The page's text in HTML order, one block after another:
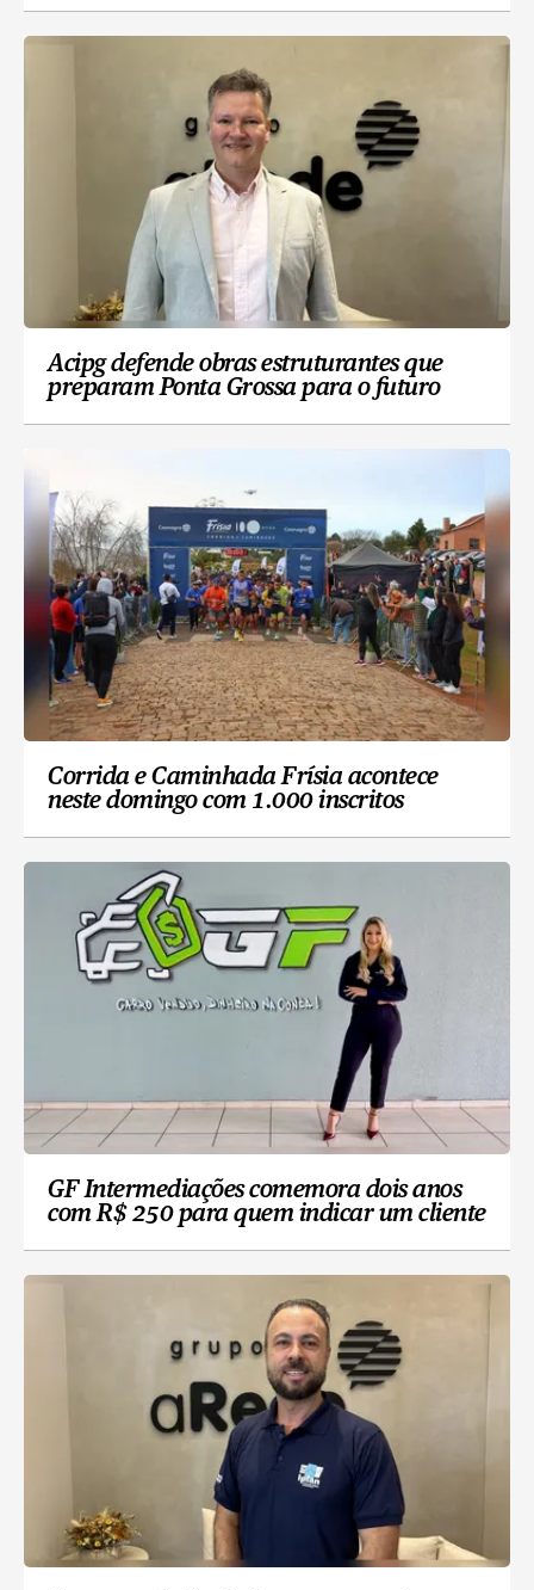
Acipg defende obras estruturantes que
preparam Ponta Grossa para o futuro
Corrida e Caminhada Frísia acontece
neste domingo com 1.000 inscritos
GF Intermediações comemora dois anos
com R$ 250 para quem indicar um cliente